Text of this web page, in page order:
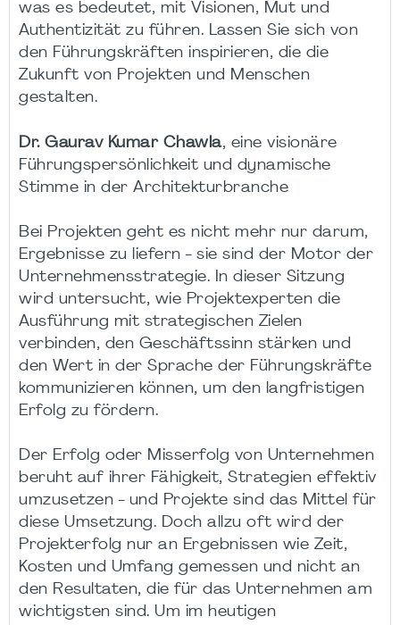
was es bedeutet, mit Visionen, Mut und
Authentizität zu führen. Lassen Sie sich von
den Führungskräften inspirieren, die die
Zukunft von Projekten und Menschen
gestalten.
Dr. Gaurav Kumar Chawla, eine visionäre
Führungspersönlichkeit und dynamische
Stimme in der Architekturbranche
Bei Projekten geht es nicht mehr nur darum,
Ergebnisse zu liefern - sie sind der Motor der
Unternehmensstrategie. In dieser Sitzung
wird untersucht, wie Projektexperten die
Ausführung mit strategischen Zielen
verbinden, den Geschäftssinn stärken und
den Wert in der Sprache der Führungskräfte
kommunizieren können, um den langfristigen
Erfolg zu fördern.
Der Erfolg oder Misserfolg von Unternehmen
beruht auf ihrer Fähigkeit, Strategien effektiv
umzusetzen - und Projekte sind das Mittel für
diese Umsetzung. Doch allzu oft wird der
Projekterfolg nur an Ergebnissen wie Zeit,
Kosten und Umfang gemessen und nicht an
den Resultaten, die für das Unternehmen am
wichtigsten sind. Um im heutigen